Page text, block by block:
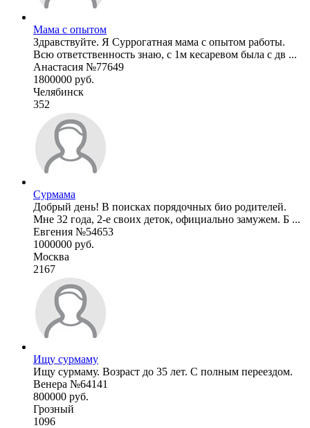
Мама с опытом
Здравствуйте. Я Суррогатная мама с опытом работы.
Всю ответственность знаю, с 1м кесаревом была с дв ...
Анастасия №77649
1800000 руб.
Челябинск
352
Сурмама
Добрый день! В поисках порядочных био родителей.
Мне 32 года, 2-е своих деток, официально замужем. Б ...
Евгения №54653
1000000 руб.
Москва
2167
Ищу сурмаму
Ищу сурмаму. Возраст до 35 лет. С полным переездом.
Венера №64141
800000 руб.
Грозный
1096